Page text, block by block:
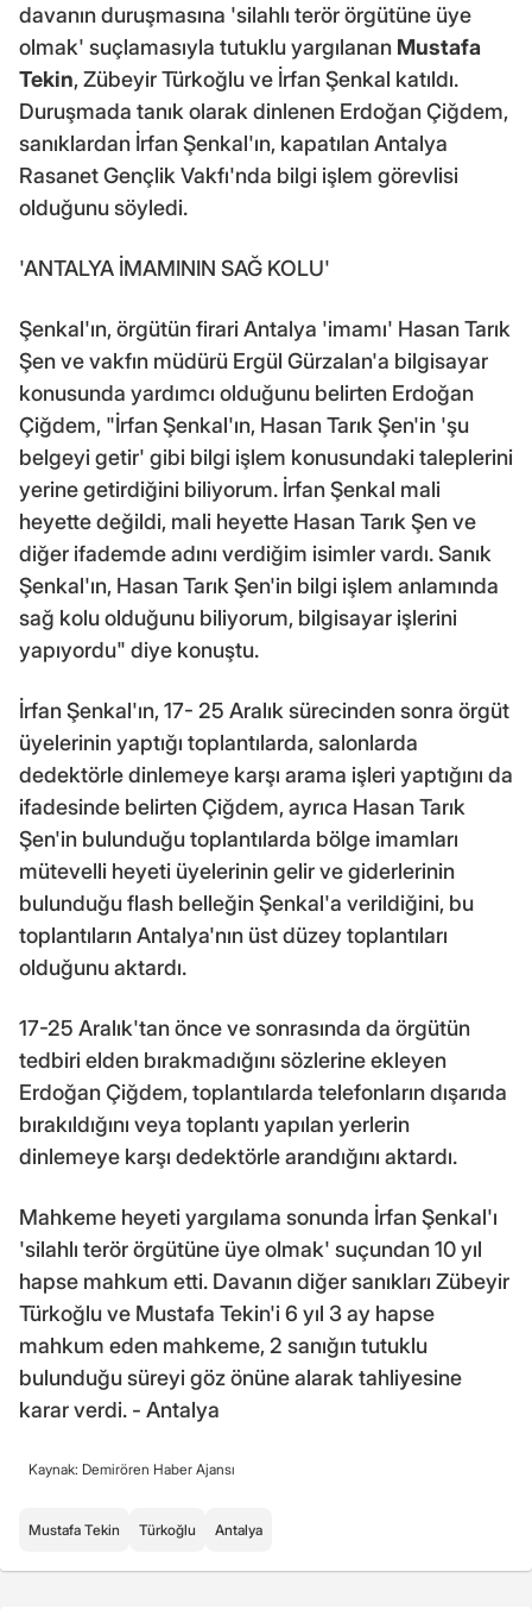
davanın duruşmasına 'silahlı terör örgütüne üye
olmak' suçlamasıyla tutuklu yargılanan Mustafa
Tekin, Zübeyir Türkoğlu ve İrfan Şenkal katıldı.
Duruşmada tanık olarak dinlenen Erdoğan Çiğdem,
sanıklardan İrfan Şenkal'ın, kapatılan Antalya
Rasanet Gençlik Vakfı'nda bilgi işlem görevlisi
olduğunu söyledi.
'ANTALYA İMAMININ SAĞ KOLU'
Şenkal'ın, örgütün firari Antalya 'imamı' Hasan Tarık
Şen ve vakfın müdürü Ergül Gürzalan'a bilgisayar
konusunda yardımcı olduğunu belirten Erdoğan
Çiğdem, "İrfan Şenkal'ın, Hasan Tarık Şen'in 'şu
belgeyi getir' gibi bilgi işlem konusundaki taleplerini
yerine getirdiğini biliyorum. İrfan Şenkal mali
heyette değildi, mali heyette Hasan Tarık Şen ve
diğer ifademde adını verdiğim isimler vardı. Sanık
Şenkal'ın, Hasan Tarık Şen'in bilgi işlem anlamında
sağ kolu olduğunu biliyorum, bilgisayar işlerini
yapıyordu" diye konuştu.
İrfan Şenkal'ın, 17- 25 Aralık sürecinden sonra örgüt
üyelerinin yaptığı toplantılarda, salonlarda
dedektörle dinlemeye karşı arama işleri yaptığını da
ifadesinde belirten Çiğdem, ayrıca Hasan Tarık
Şen'in bulunduğu toplantılarda bölge imamları
mütevelli heyeti üyelerinin gelir ve giderlerinin
bulunduğu flash belleğin Şenkal'a verildiğini, bu
toplantıların Antalya'nın üst düzey toplantıları
olduğunu aktardı.
17-25 Aralık'tan önce ve sonrasında da örgütün
tedbiri elden bırakmadığını sözlerine ekleyen
Erdoğan Çiğdem, toplantılarda telefonların dışarıda
bırakıldığını veya toplantı yapılan yerlerin
dinlemeye karşı dedektörle arandığını aktardı.
Mahkeme heyeti yargılama sonunda İrfan Şenkal'ı
'silahlı terör örgütüne üye olmak' suçundan 10 yıl
hapse mahkum etti. Davanın diğer sanıkları Zübeyir
Türkoğlu ve Mustafa Tekin'i 6 yıl 3 ay hapse
mahkum eden mahkeme, 2 sanığın tutuklu
bulunduğu süreyi göz önüne alarak tahliyesine
karar verdi. - Antalya
Kaynak: Demirören Haber Ajansı
Mustafa Tekin Türkoğlu Antalya